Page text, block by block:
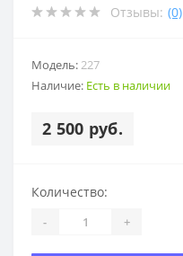
Отзывы: (0)
Модель:227
Наличие: Есть в наличии
2 500 руб.
Количество:
- +